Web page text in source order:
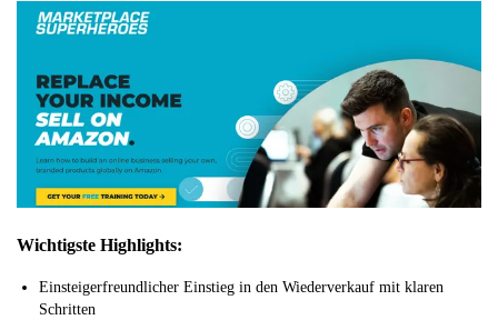
Wichtigste Highlights:
Einsteigerfreundlicher Einstieg in den Wiederverkauf mit klaren
Schritten